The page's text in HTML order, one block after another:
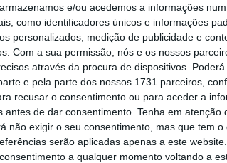
armazenamos e/ou acedemos a informações
como identificadores únicos e informações
personalizados, medição de publicidade e
Com a sua permissão, nós e os nossos
através da procura de dispositivos.
e pela parte dos nossos 1731 parceiros,
recusar o consentimento ou para aceder a
de dar consentimento. Tenha em atenção
não exigir o seu consentimento, mas que tem
serão aplicadas apenas a este
a qualquer momento voltando a